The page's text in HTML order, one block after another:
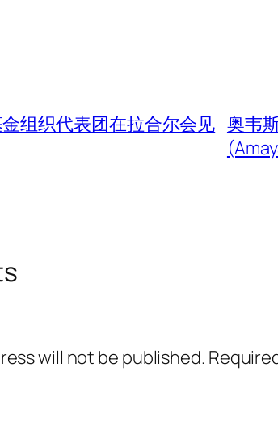
组织代表团在拉合尔会见 奥韦
will not be published.